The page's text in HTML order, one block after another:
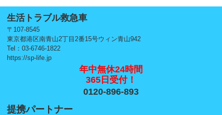
生活トラブル救急車
〒107-8545
東京都港区南青山2丁目2番15号ウィン青山942
Tel：03-6746-1822
https://sp-life.jp
年中無休24時間
365日受付！
0120-896-893
提携パートナー